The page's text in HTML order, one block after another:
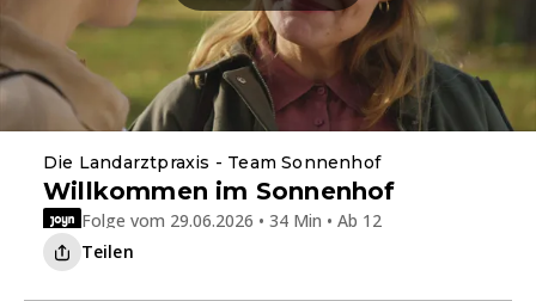
Die Landarztpraxis - Team Sonnenhof
Willkommen im Sonnenhof
Folge vom 29.06.2026 • 34 Min • Ab 12
Teilen